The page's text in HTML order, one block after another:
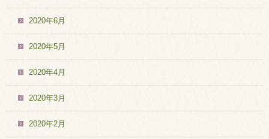
2020年6月
2020年5月
2020年4月
2020年3月
2020年2月